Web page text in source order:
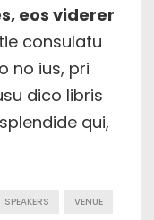
eos viderer
consulatu
no ius, pri
dico libris
qui,
SPEAKERS VENUE